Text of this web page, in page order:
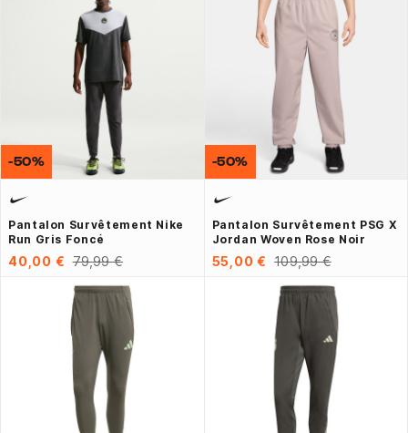
Pantalon Survêtement Nike
Run Gris Foncé
40,00 € 79,99 €
-50%
Pantalon Survêtement PSG X
Jordan Woven Rose Noir
55,00 € 109,99 €
-50%